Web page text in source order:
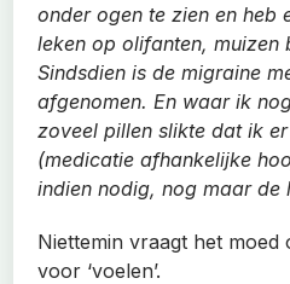
onder ogen te zien en heb
leken op olifanten, muizen
Sindsdien is de migraine
afgenomen. En waar ik
zoveel pillen slikte dat ik
(medicatie afhankelijke
indien nodig, nog maar de
Niettemin vraagt het moed
voor ‘voelen’.